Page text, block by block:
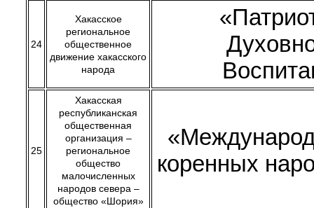
24
Хакасское
региональное
общественное
движение хакасского
народа
25
Хакасская
республиканская
общественная
организация –
региональное
общество
малочисленных
народов севера –
общество «Шория»
коренных